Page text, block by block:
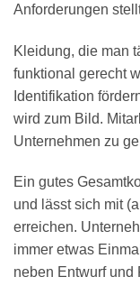
Anforderungen
Kleidung, die man
funktional gerecht
Identifikation
wird zum Bild.
Unternehmen zu
Ein gutes
und lässt sich mit
erreichen.
immer etwas
neben Entwurf und